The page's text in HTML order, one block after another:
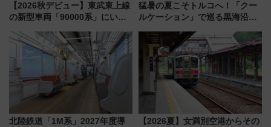
【2026秋デビュー】東武東上線
の新型車両「90000系」にいち
向け先行試乗会でキッズアンバ
サダーになろう
猛暑の夏こそトルコへ！「クー
ルケーション」で巡る黒海沿岸
連検索数が前年比237％増、ナ
ショジオも認める『2026年に訪
れるべき世界の旅先』
北陸鉄道「1M系」2027年度導
【2026夏】女満別空港からその